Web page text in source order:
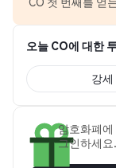
오늘 CO에 대한
강세
암호화폐에
그인하세요.